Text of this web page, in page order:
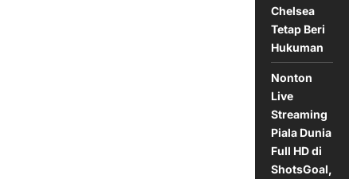
Chelsea
Tetap Beri
Hukuman
Nonton
Live
Streaming
Piala Dunia
Full HD di
ShotsGoal,